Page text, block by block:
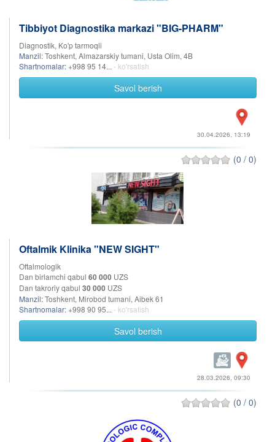
Tibbiyot Diagnostika markazi "BIG-PHARM"
Diagnostik, Ko'p tarmoqli
Manzil:Toshkent, Almazarskiy tumani, Usta Olim, 4B
Shartnomalar: +998 95 14... - ko'rsatish
Savol berish
30.04.2026, 13:19
(0 / 0)
Oftalmik Klinika "NEW SIGHT"
Oftalmologik
Dan birlamchi qabul 60 000 UZS
Dan takroriy qabul 30 000 UZS
Manzil:Toshkent, Mirobod tumani, Aibek 61
Shartnomalar: +998 90 95... - ko'rsatish
Savol berish
28.03.2026, 09:30
(0 / 0)